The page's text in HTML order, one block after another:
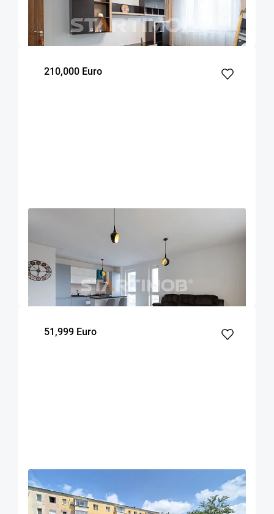
Brasov
2
dormitoare
Parter
Etaj
210,000 Euro
Apartament mobilat 3 camere Urban Plaza cu
parcare
Brasov
2
dormitoare Etaj
51,999 Euro
COMISION 0%
Apartament doua camere Sacele
Sacele